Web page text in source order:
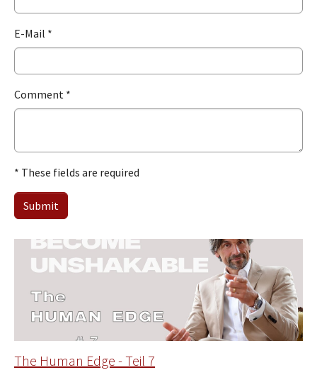
E-Mail *
Comment *
* These fields are required
Submit
The Human Edge - Teil 7